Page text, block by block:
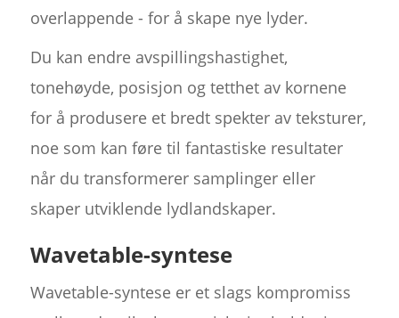
overlappende - for å skape nye lyder.
Du kan endre avspillingshastighet,
tonehøyde, posisjon og tetthet av kornene
for å produsere et bredt spekter av teksturer,
noe som kan føre til fantastiske resultater
når du transformerer samplinger eller
skaper utviklende lydlandskaper.
Wavetable-syntese
Wavetable-syntese er et slags kompromiss